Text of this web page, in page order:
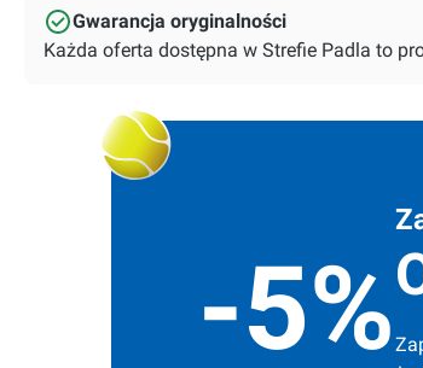
Gwarancja oryginalności
Każda oferta dostępna w Strefie Padla to
-5%